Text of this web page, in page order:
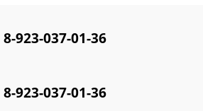
8-923-037-01-36
8-923-037-01-36